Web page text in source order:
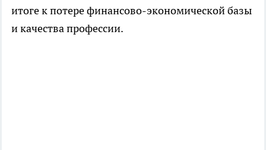
итоге к потере финансово-экономической базы
и качества профессии.